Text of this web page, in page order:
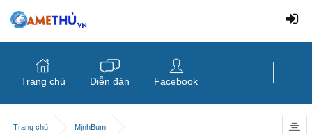
Trang chủ MjnhBum
Trang chủ Diễn đàn Facebook